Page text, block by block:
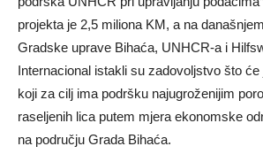
projekta je 2,5 miliona KM, a na
Gradske uprave Bihaća, UNHCR-a i
Internacional istakli su zadovoljstvo što će
koji za cilj ima podršku najugroženijim
raseljenih lica putem mjera ekonomske
na području Grada Bihaća.